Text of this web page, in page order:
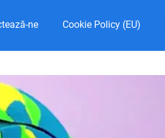
ne Cookie Policy (EU)